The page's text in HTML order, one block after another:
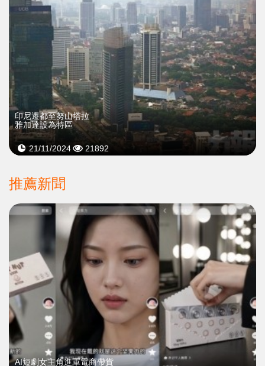
印尼遷都至努山塔拉
雅加達設為特區
21/11/2024 21892
推薦新聞
AI短劇女主角進軍電商帶貨